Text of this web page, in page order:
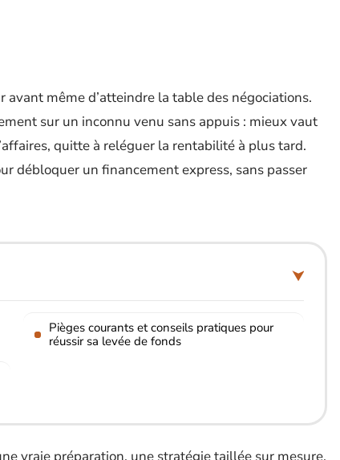
même d’atteindre la table des négociations.
sur un inconnu venu sans appuis : mieux vaut
quitte à reléguer la rentabilité à plus tard.
débloquer un financement express, sans passer
Pièges courants et conseils pratiques pour
réussir sa levée de fonds